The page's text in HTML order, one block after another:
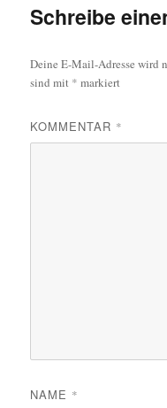
Schreibe
Deine E-Mail-Adresse wird
sind mit * markiert
KOMMENTAR *
NAME *